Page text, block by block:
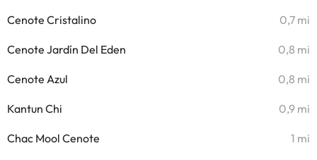
Cenote Cristalino 0,7 mi
Cenote Jardín Del Eden 0,8 mi
Cenote Azul 0,8 mi
Kantun Chi 0,9 mi
Chac Mool Cenote 1 mi